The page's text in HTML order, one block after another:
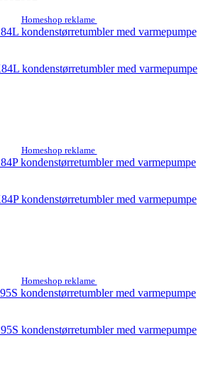
Homeshop reklame
kondenstørretumbler med varmepumpe
Homeshop reklame
kondenstørretumbler med varmepumpe
Homeshop reklame
kondenstørretumbler med varmepumpe